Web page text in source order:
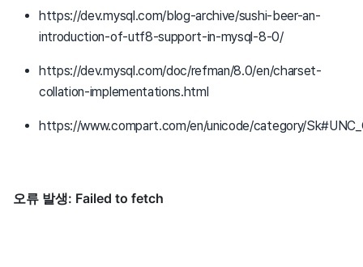
https://dev.mysql.com/blog-archive/sushi-beer-an-
introduction-of-utf8-support-in-mysql-8-0/
https://dev.mysql.com/doc/refman/8.0/en/charset-
collation-implementations.html
https://www.compart.com/en/unicode/category/